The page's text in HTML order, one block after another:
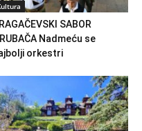
SABOR
Nadmeću se
orkestri